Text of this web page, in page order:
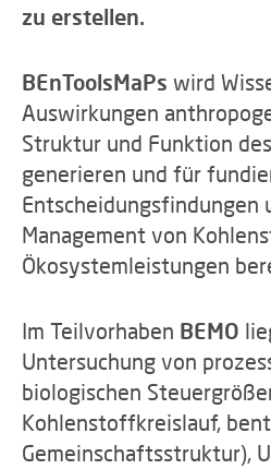
zu erstellen.
BEnToolsMaPs wird
Auswirkungen
Struktur und Funktion
generieren und für
Entscheidungsfindungen
Management von
Ökosystemleistungen
Im Teilvorhaben BEMO
Untersuchung von
biologischen
Kohlenstoffkreislauf,
Gemeinschaftsstruktur),